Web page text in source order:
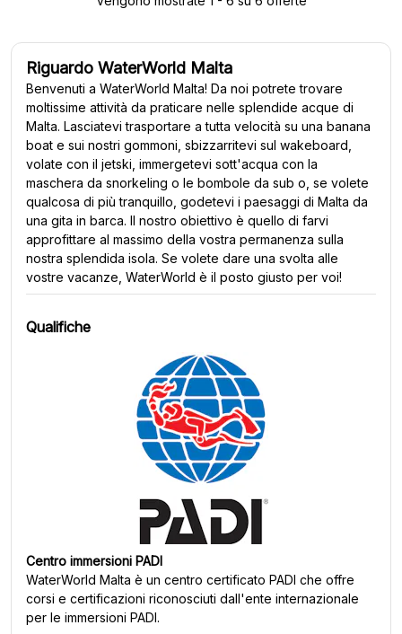
Riguardo WaterWorld Malta
Benvenuti a WaterWorld Malta! Da noi potrete trovare
moltissime attività da praticare nelle splendide acque di
Malta. Lasciatevi trasportare a tutta velocità su una banana
boat e sui nostri gommoni, sbizzarritevi sul wakeboard,
volate con il jetski, immergetevi sott'acqua con la
maschera da snorkeling o le bombole da sub o, se volete
qualcosa di più tranquillo, godetevi i paesaggi di Malta da
una gita in barca. Il nostro obiettivo è quello di farvi
approfittare al massimo della vostra permanenza sulla
nostra splendida isola. Se volete dare una svolta alle
vostre vacanze, WaterWorld è il posto giusto per voi!
Qualifiche
Centro immersioni PADI
WaterWorld Malta è un centro certificato PADI che offre
corsi e certificazioni riconosciuti dall'ente internazionale
per le immersioni PADI.